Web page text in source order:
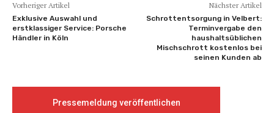
Vorheriger Artikel
Exklusive Auswahl und
erstklassiger Service: Porsche
Händler in Köln
Nächster Artikel
Schrottentsorgung in Velbert:
Terminvergabe den
haushaltsüblichen
Mischschrott kostenlos bei
seinen Kunden ab
Pressemeldung veröffentlichen